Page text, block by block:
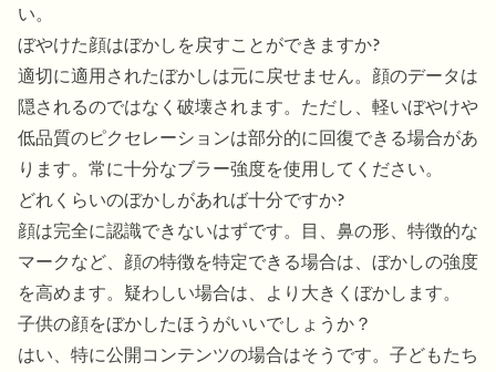
い。
ぼやけた顔はぼかしを戻すことができますか?
適切に適用されたぼかしは元に戻せません。顔のデータは
隠されるのではなく破壊されます。ただし、軽いぼやけや
低品質のピクセレーションは部分的に回復できる場合があ
ります。常に十分なブラー強度を使用してください。
どれくらいのぼかしがあれば十分ですか?
顔は完全に認識できないはずです。目、鼻の形、特徴的な
マークなど、顔の特徴を特定できる場合は、ぼかしの強度
を高めます。疑わしい場合は、より大きくぼかします。
子供の顔をぼかしたほうがいいでしょうか？
はい、特に公開コンテンツの場合はそうです。子どもたち